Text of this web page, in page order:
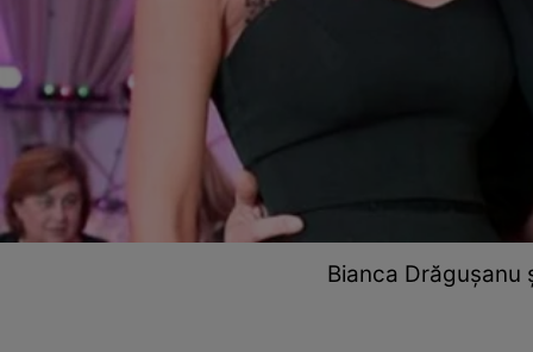
Bianca Drăgușanu